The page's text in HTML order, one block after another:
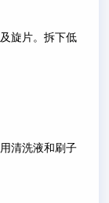
旋片。拆下低
清洗液和刷子